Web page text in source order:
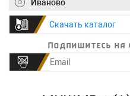
Иваново
Скачать каталог
Подпишитесь на